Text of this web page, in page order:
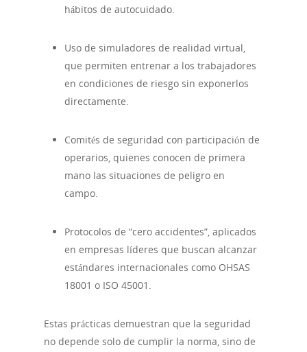
hábitos de autocuidado.
Uso de simuladores de realidad virtual,
que permiten entrenar a los trabajadores
en condiciones de riesgo sin exponerlos
directamente.
Comités de seguridad con participación de
operarios, quienes conocen de primera
mano las situaciones de peligro en
campo.
Protocolos de “cero accidentes”, aplicados
en empresas líderes que buscan alcanzar
estándares internacionales como OHSAS
18001 o ISO 45001.
Estas prácticas demuestran que la seguridad
no depende solo de cumplir la norma, sino de